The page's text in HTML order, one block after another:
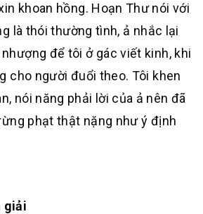
khoan hồng. Hoạn Thư nói với
là thói thường tình, ả nhắc lại
để tôi ở gác viết kinh, khi
cho người đuổi theo. Tôi khen
nói năng phải lời của ả nên đã
phạt thật nặng như ý định
giải